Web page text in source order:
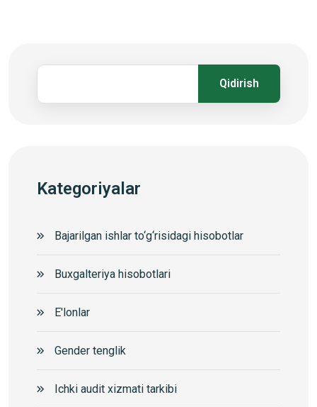
Qidirish
Kategoriyalar
Bajarilgan ishlar to‘g‘risidagi hisobotlar
Buxgalteriya hisobotlari
E'lonlar
Gender tenglik
Ichki audit xizmati tarkibi